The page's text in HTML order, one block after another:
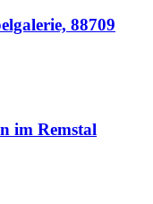
88709
im Remstal